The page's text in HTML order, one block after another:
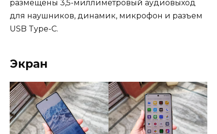
размещены 3,5-миллиметровый аудиовыход
для наушников, динамик, микрофон и разъем
USB Type-C.
Экран